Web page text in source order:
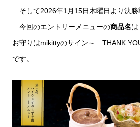
そして2026年1月15日木曜日より決勝
今回のエントリーメニューの商品名は
お守りはmikittyのサイン～ THANK
です。